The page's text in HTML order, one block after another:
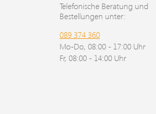
Telefonische Beratung und
Bestellungen unter:
089 374 360
Mo-Do, 08:00 - 17:00 Uhr
Fr, 08:00 - 14:00 Uhr